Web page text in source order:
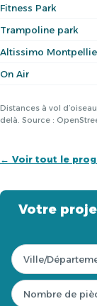
Fitness Park
Trampoline park
Altissimo
On Air
Distances à vol
delà. Source :
← Voir tout le
Votre